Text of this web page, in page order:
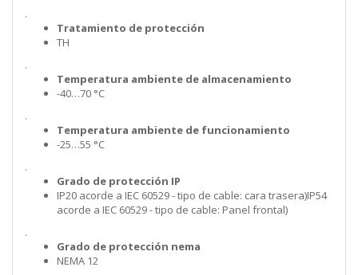
.
Tratamiento de protección
TH
.
Temperatura ambiente de almacenamiento
-40…70 °C
.
Temperatura ambiente de funcionamiento
-25…55 °C
.
Grado de protección IP
IP20 acorde a IEC 60529 - tipo de cable: cara trasera)IP54
acorde a IEC 60529 - tipo de cable: Panel frontal)
.
Grado de protección nema
NEMA 12